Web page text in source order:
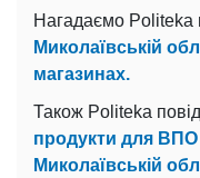
Нагадаємо Politeka
Миколаївській
магазинах.
Також Politeka
продукти для ВПО
Миколаївській